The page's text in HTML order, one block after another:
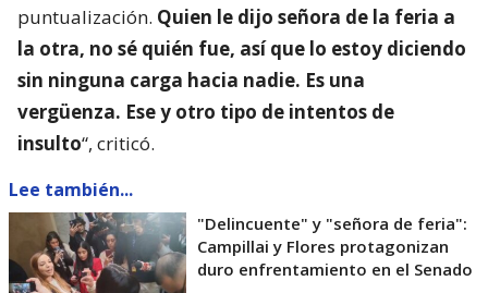
puntualización. Quien le dijo señora de la feria a
la otra, no sé quién fue, así que lo estoy diciendo
sin ninguna carga hacia nadie. Es una
vergüenza. Ese y otro tipo de intentos de
insulto“, criticó.
Lee también...
"Delincuente" y "señora de feria":
Campillai y Flores protagonizan
duro enfrentamiento en el Senado